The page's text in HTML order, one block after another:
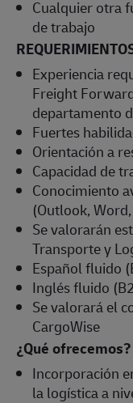
Cualquier otra
de trabajo
Experiencia
Freight
departamento
Fuertes
Orientación a
Capacidad de
Conocimiento
(Outlook,
Se valorarán
Transporte y
Español fluido
Inglés fluido
Se valorará el
CargoWise
¿Qué ofrecemos?
Incorporación
la logística a